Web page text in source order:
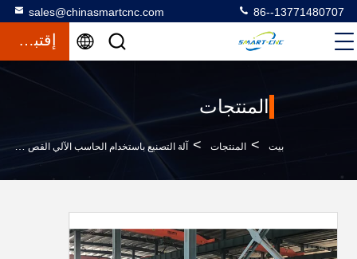
sales@chinasmartcnc.com 86--13771480707
إقتباس
المنتجات
بيت > المنتجات > آلة التصنيع باستخدام الحاسب الآلي القص الهيدروليكية